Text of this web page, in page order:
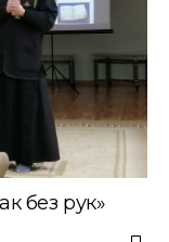
без рук»